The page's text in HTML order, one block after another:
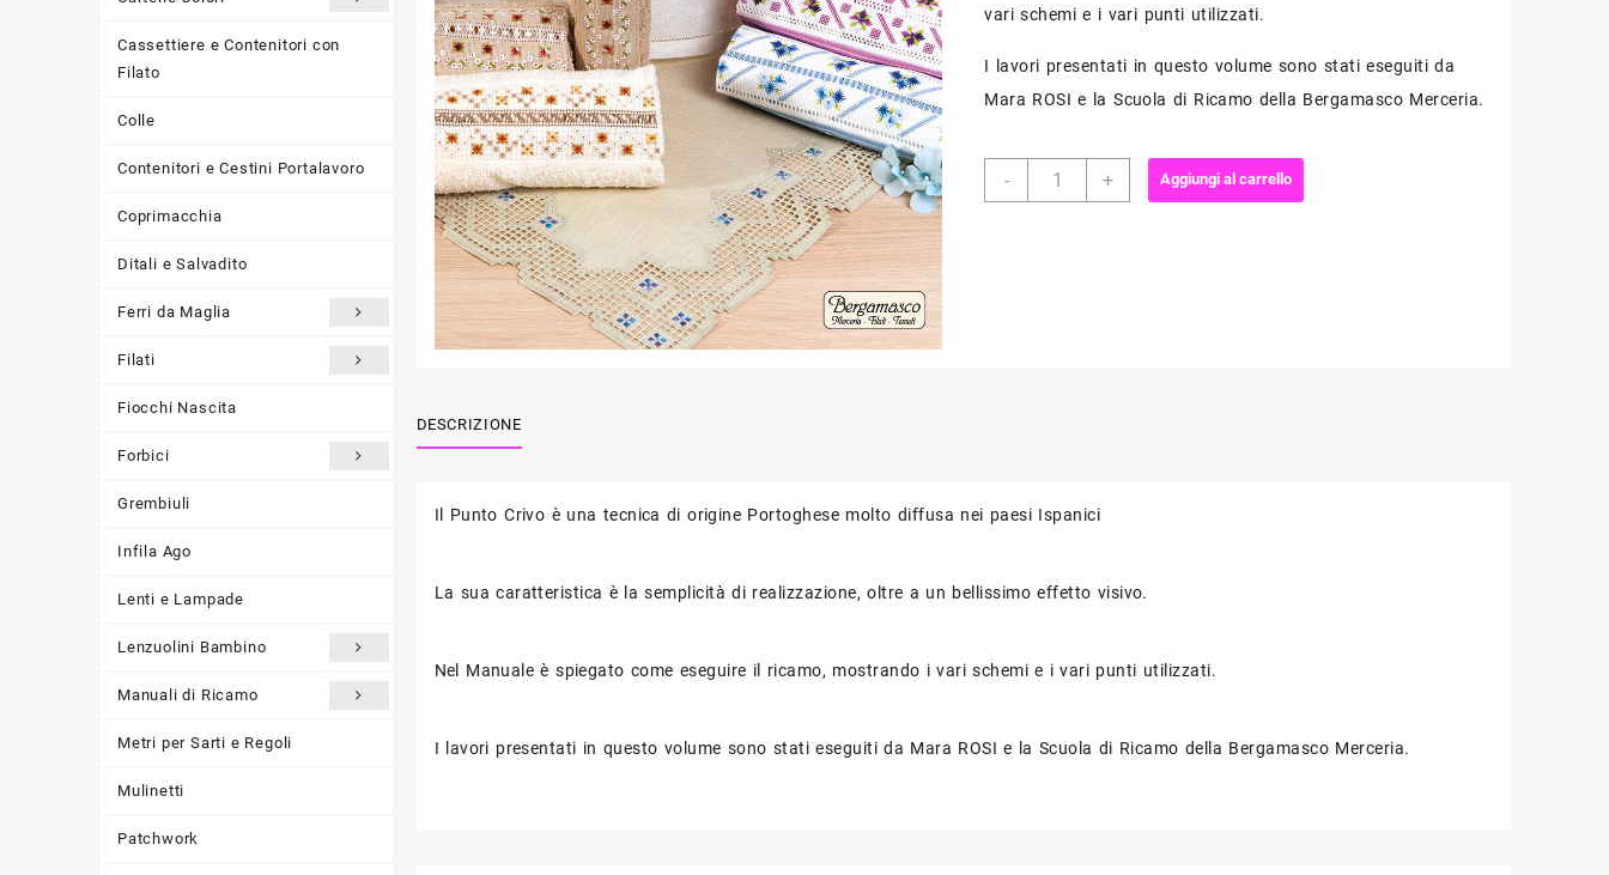
Cassettiere e Contenitori con
Filato
Colle
Contenitori e Cestini Portalavoro
Coprimacchia
Ditali e Salvadito
Ferri da Maglia
Filati
Fiocchi Nascita
Forbici
Grembiuli
Infila Ago
Lenti e Lampade
Lenzuolini Bambino
Manuali di Ricamo
Metri per Sarti e Regoli
Mulinetti
Patchwork
vari schemi e i vari punti utilizzati.
I lavori presentati in questo volume sono stati eseguiti da
Mara ROSI e la Scuola di Ricamo della Bergamasco Merceria.
-
N°10
+ Aggiungi al carrello
DESCRIZIONE
Il Punto Crivo è una tecnica di origine Portoghese molto diffusa nei paesi Ispanici
La sua caratteristica è la semplicità di realizzazione, oltre a un bellissimo effetto visivo.
Nel Manuale è spiegato come eseguire il ricamo, mostrando i vari schemi e i vari punti utilizzati.
I lavori presentati in questo volume sono stati eseguiti da Mara ROSI e la Scuola di Ricamo della Bergamasco Merceria.